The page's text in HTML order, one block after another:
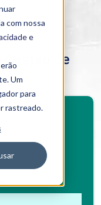
com nossa
e
Um
para
rastreado.
>MBA em
Gestão de
BENEFÍCIOS
pós-graduação